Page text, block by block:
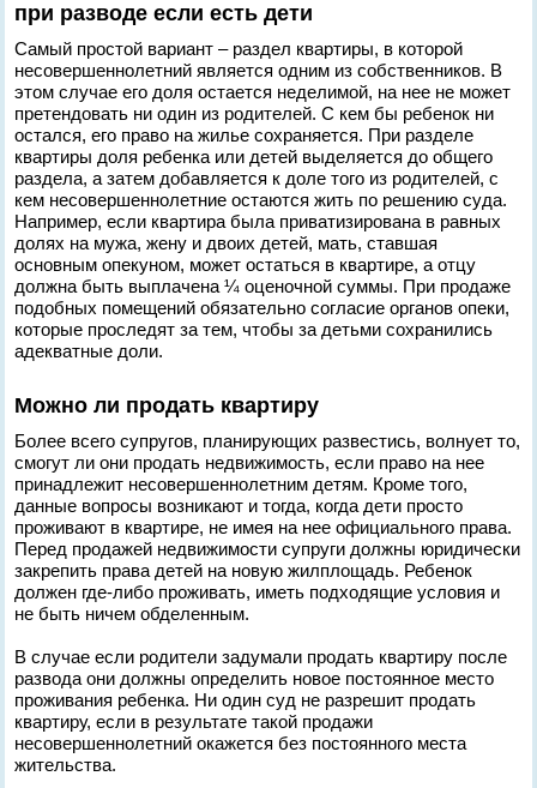
при разводе если есть дети
Самый простой вариант – раздел квартиры, в которой
несовершеннолетний является одним из собственников. В
этом случае его доля остается неделимой, на нее не может
претендовать ни один из родителей. С кем бы ребенок ни
остался, его право на жилье сохраняется. При разделе
квартиры доля ребенка или детей выделяется до общего
раздела, а затем добавляется к доле того из родителей, с
кем несовершеннолетние остаются жить по решению суда.
Например, если квартира была приватизирована в равных
долях на мужа, жену и двоих детей, мать, ставшая
основным опекуном, может остаться в квартире, а отцу
должна быть выплачена ¼ оценочной суммы. При продаже
подобных помещений обязательно согласие органов опеки,
которые проследят за тем, чтобы за детьми сохранились
адекватные доли.
Можно ли продать квартиру
Более всего супругов, планирующих развестись, волнует то,
смогут ли они продать недвижимость, если право на нее
принадлежит несовершеннолетним детям. Кроме того,
данные вопросы возникают и тогда, когда дети просто
проживают в квартире, не имея на нее официального права.
Перед продажей недвижимости супруги должны юридически
закрепить права детей на новую жилплощадь. Ребенок
должен где-либо проживать, иметь подходящие условия и
не быть ничем обделенным.
В случае если родители задумали продать квартиру после
развода они должны определить новое постоянное место
проживания ребенка. Ни один суд не разрешит продать
квартиру, если в результате такой продажи
несовершеннолетний окажется без постоянного места
жительства.